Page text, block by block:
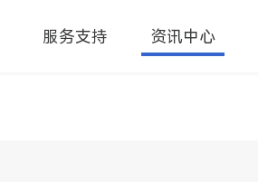
服务支持 资讯中心